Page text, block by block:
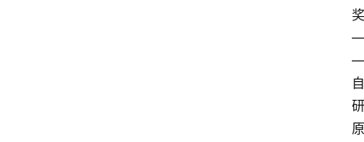
奖
—
—
自
研
原